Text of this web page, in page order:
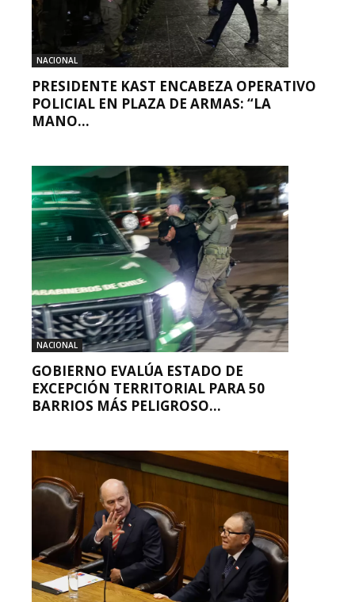
NACIONAL
PRESIDENTE KAST ENCABEZA OPERATIVO
POLICIAL EN PLAZA DE ARMAS: “LA
MANO...
NACIONAL
GOBIERNO EVALÚA ESTADO DE
EXCEPCIÓN TERRITORIAL PARA 50
BARRIOS MÁS PELIGROSO...